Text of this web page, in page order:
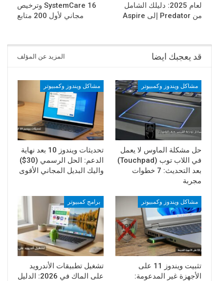
لعام 2025: دليلك الشامل
من Predator إلى Aspire
SystemCare 16 وترخيص
مجاني لأول 200 متابع
قد يعجبك ايضا المزيد عن المؤلف
مشاكل ويندوز وكمبيوتر
حل مشكلة الماوس لا يعمل
في اللاب توب (Touchpad)
بعد التحديث: 7 خطوات
مجربة
مشاكل ويندوز وكمبيوتر
تحديثات ويندوز 10 بعد نهاية
الدعم: الحل الرسمي (30$)
واليك البديل المجاني الأقوى
مشاكل ويندوز وكمبيوتر
تثبيت ويندوز 11 على
الأجهزة غير المدعومة:
برامج كمبيوتر
تشغيل تطبيقات الأندرويد
على الماك في 2026: الدليل